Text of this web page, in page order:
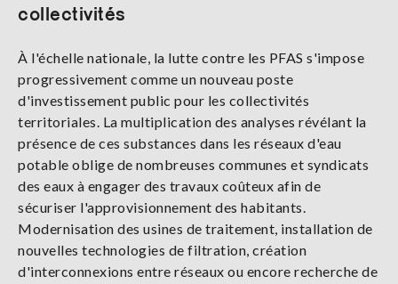
collectivités
À l'échelle nationale, la lutte contre les PFAS s'impose
progressivement comme un nouveau poste
d'investissement public pour les collectivités
territoriales. La multiplication des analyses révélant la
présence de ces substances dans les réseaux d'eau
potable oblige de nombreuses communes et syndicats
des eaux à engager des travaux coûteux afin de
sécuriser l'approvisionnement des habitants.
Modernisation des usines de traitement, installation de
nouvelles technologies de filtration, création
d'interconnexions entre réseaux ou encore recherche de